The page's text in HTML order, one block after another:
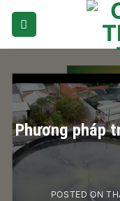
Skip
content
Phương pháp
POSTED ON